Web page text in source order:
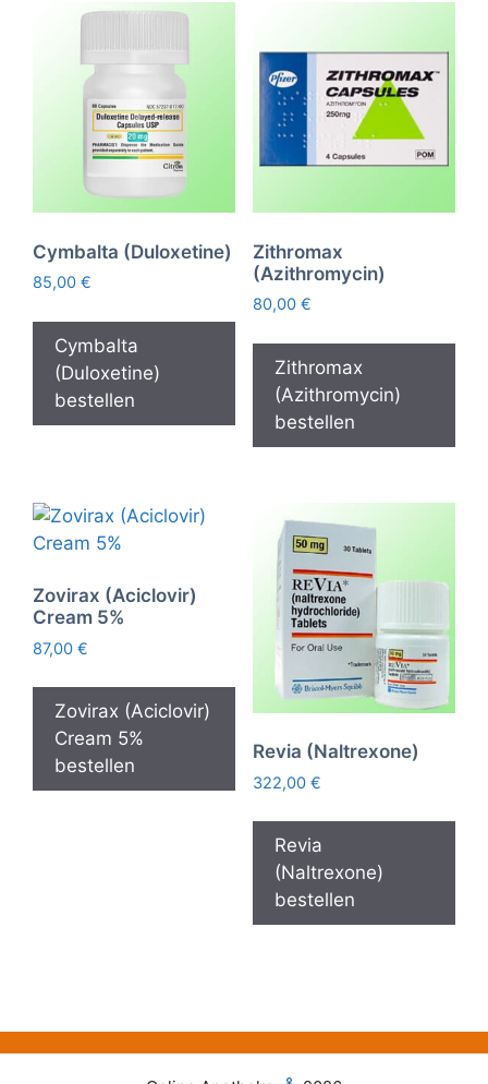
Cymbalta (Duloxetine)
85,00 €
Cymbalta
(Duloxetine)
bestellen
Zithromax
(Azithromycin)
80,00 €
Zithromax
(Azithromycin)
bestellen
Zovirax (Aciclovir)
Cream 5%
87,00 €
Zovirax (Aciclovir)
Cream 5%
bestellen
Revia (Naltrexone)
322,00 €
Revia
(Naltrexone)
bestellen